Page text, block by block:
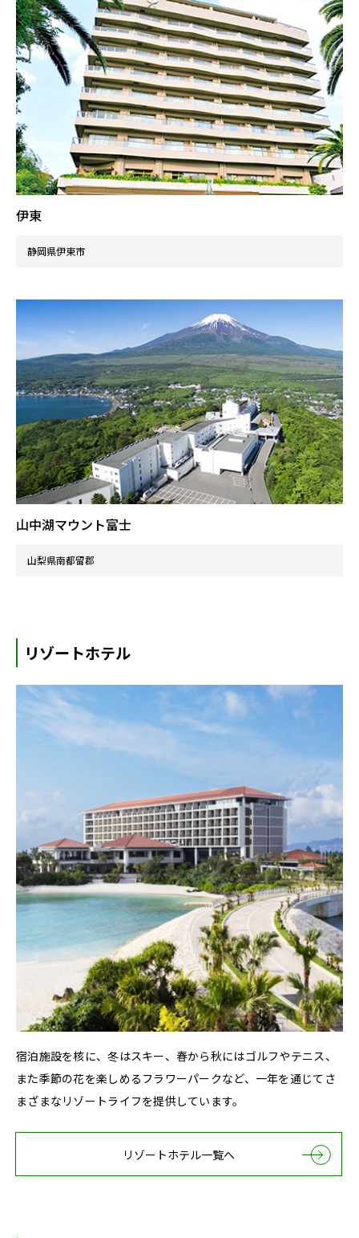
伊東
静岡県伊東市
山中湖マウント富士
山梨県南都留郡
リゾートホテル
宿泊施設を核に、冬はスキー、春から秋にはゴルフやテニス、
また季節の花を楽しめるフラワーパークなど、一年を通じてさ
まざまなリゾートライフを提供しています。
リゾートホテル一覧へ